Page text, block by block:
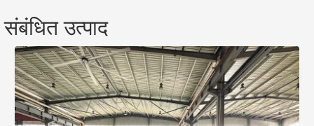
संबंधित उत्पाद